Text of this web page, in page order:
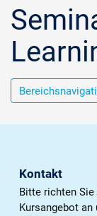
Lösungen
Veranstaltungen
Fortbildung
Karriere
Kontakt
Bitte richten Sie
Kursangebot an